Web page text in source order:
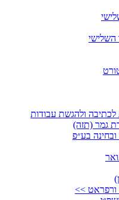
השלישי
לכתיבה ולהגשת עבודות
גמר (תזה)
בע״פ
ורפראט >>